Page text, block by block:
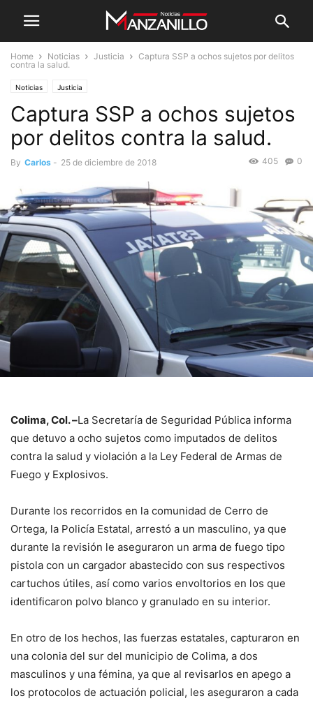
Home Noticias Justicia
Captura SSP a ochos sujetos por delitos
contra la salud.
Noticias Justicia
Captura SSP a ochos sujetos
por delitos contra la salud.
By Carlos - 25 de diciembre de 2018 0
405
Colima, Col. –La Secretaría de Seguridad Pública informa
que detuvo a ocho sujetos como imputados de delitos
contra la salud y violación a la Ley Federal de Armas de
Fuego y Explosivos.
Durante los recorridos en la comunidad de Cerro de
Ortega, la Policía Estatal, arrestó a un masculino, ya que
durante la revisión le aseguraron un arma de fuego tipo
pistola con un cargador abastecido con sus respectivos
cartuchos útiles, así como varios envoltorios en los que
identificaron polvo blanco y granulado en su interior.
En otro de los hechos, las fuerzas estatales, capturaron en
una colonia del sur del municipio de Colima, a dos
masculinos y una fémina, ya que al revisarlos en apego a
los protocolos de actuación policial, les aseguraron a cada